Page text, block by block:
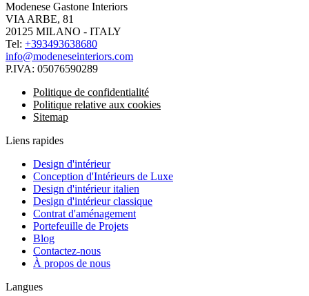
Modenese Gastone Interiors
VIA ARBE, 81
20125 MILANO - ITALY
Tel: +393493638680
info@modeneseinteriors.com
P.IVA: 05076590289
Politique de confidentialité
Politique relative aux cookies
Sitemap
Liens rapides
Design d'intérieur
Conception d'Intérieurs de Luxe
Design d'intérieur italien
Design d'intérieur classique
Contrat d'aménagement
Portefeuille de Projets
Blog
Contactez-nous
À propos de nous
Langues